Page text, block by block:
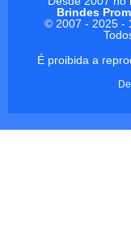
Brindes
© 2007 - 2025 -
É proibida a